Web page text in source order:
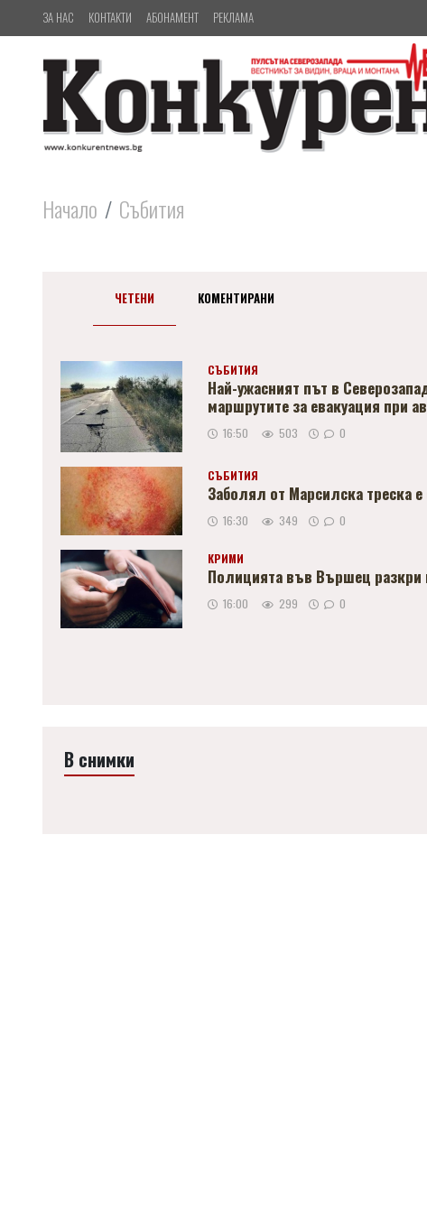
ЗА НАС КОНТАКТИ АБОНАМЕНТ РЕКЛАМА
Начало Събития
ЧЕТЕНИ КОМЕНТИРАНИ
СЪБИТИЯ
Най-ужасният път в
маршрутите за евакуация при
16:50 503 0
СЪБИТИЯ
Заболял от Марсилска треска
16:30 349 0
КРИМИ
Полицията във Вършец разкри
16:00 299 0
В снимки